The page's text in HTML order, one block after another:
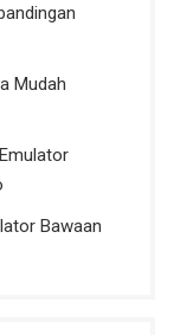
Mudah
Bawaan